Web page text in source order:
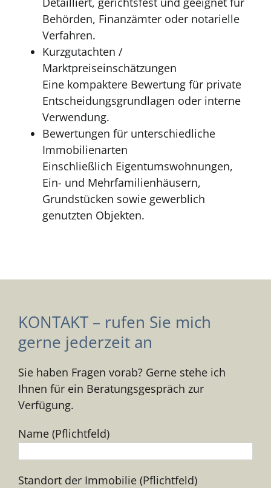
Behörden, Finanzämter oder notarielle
Verfahren.
Kurzgutachten /
Marktpreiseinschätzungen
Eine kompaktere Bewertung für private
Entscheidungsgrundlagen oder interne
Verwendung.
Bewertungen für unterschiedliche
Immobilienarten
Einschließlich Eigentumswohnungen,
Ein- und Mehrfamilienhäusern,
Grundstücken sowie gewerblich
genutzten Objekten.
KONTAKT – rufen Sie mich
gerne jederzeit an
Sie haben Fragen vorab? Gerne stehe ich
Ihnen für ein Beratungsgespräch zur
Verfügung.
Name (Pflichtfeld)
Standort der Immobilie (Pflichtfeld)